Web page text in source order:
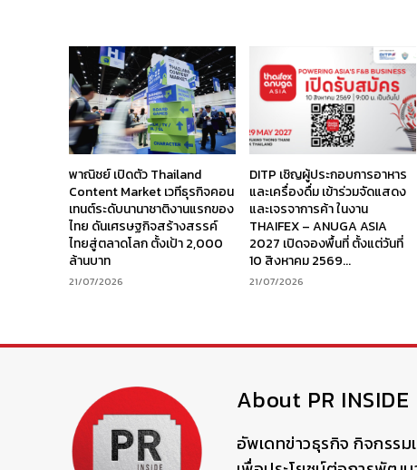
พาณิชย์ เปิดตัว Thailand
Content Market เวทีธุรกิจคอน
เทนต์ระดับนานาชาติงานแรกของ
ไทย ดันเศรษฐกิจสร้างสรรค์
ไทยสู่ตลาดโลก ตั้งเป้า 2,000
ล้านบาท
21/07/2026
DITP เชิญผู้ประกอบการอาหาร
และเครื่องดื่ม เข้าร่วมจัดแสดง
และเจรจาการค้า ในงาน
THAIFEX – ANUGA ASIA
2027 เปิดจองพื้นที่ ตั้งแต่วันที่
10 สิงหาคม 2569...
21/07/2026
About PR INSIDE
อัพเดทข่าวธุรกิจ กิจกรร